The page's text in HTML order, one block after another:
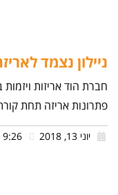
ניילון נצמד
חברת הוד אריזות
פתרונות אריזה תחת
יוני 13, 2018